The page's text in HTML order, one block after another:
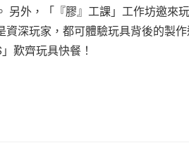
另外，「『膠』工課」工作坊邀來
深玩家，都可體驗玩具背後的製作
歎齊玩具快餐！